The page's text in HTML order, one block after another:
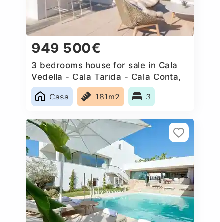
949 500€
3 bedrooms house for sale in Cala
Vedella - Cala Tarida - Cala Conta,
Spain
Casa
181m2 3